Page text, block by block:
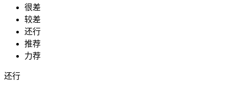
很差
较差
还行
推荐
力荐
还行